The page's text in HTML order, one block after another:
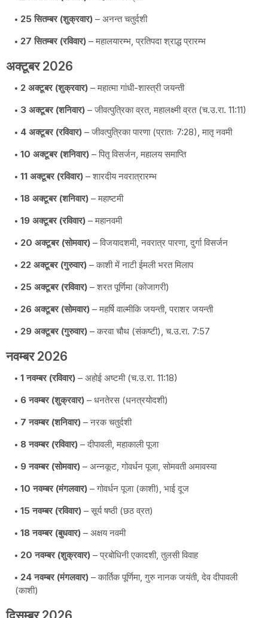
25 सितम्बर (शुक्रवार) – अनन्त चतुर्दशी
27 सितम्बर (रविवार) – महालयारम्भ, प्रतिपदा श्राद्ध प्रारम्भ
अक्टूबर 2026
2 अक्टूबर (शुक्रवार) – महात्मा गांधी-शास्त्री जयन्ती
3 अक्टूबर (शनिवार) – जीवत्पुत्रिका व्रत, महालक्ष्मी व्रत (च.उ.रा. 11:11)
4 अक्टूबर (रविवार) – जीवत्पुत्रिका पारणा (प्रातः 7:28), मातृ नवमी
10 अक्टूबर (शनिवार) – पितृ विसर्जन, महालय समाप्ति
11 अक्टूबर (रविवार) – शारदीय नवरात्रारम्भ
18 अक्टूबर (शनिवार) – महाष्टमी
19 अक्टूबर (रविवार) – महानवमी
20 अक्टूबर (सोमवार) – विजयादशमी, नवरात्र पारणा, दुर्गा विसर्जन
22 अक्टूबर (गुरुवार) – काशी में नाटी ईमली भरत मिलाप
25 अक्टूबर (रविवार) – शरत पूर्णिमा (कोजागरी)
26 अक्टूबर (सोमवार) – महर्षि वाल्मीकि जयन्ती, पराशर जयन्ती
29 अक्टूबर (गुरुवार) – करवा चौथ (संकष्टी), च.उ.रा. 7:57
नवम्बर 2026
1 नवम्बर (रविवार) – अहोई अष्टमी (च.उ.रा. 11:18)
6 नवम्बर (शुक्रवार) – धनतेरस (धनत्रयोदशी)
7 नवम्बर (शनिवार) – नरक चतुर्दशी
8 नवम्बर (रविवार) – दीपावली, महाकाली पूजा
9 नवम्बर (सोमवार) – अन्नकूट, गोवर्धन पूजा, सोमवती अमावस्या
10 नवम्बर (मंगलवार) – गोवर्धन पूजा (काशी), भाई दूज
15 नवम्बर (रविवार) – सूर्य षष्ठी (छठ व्रत)
18 नवम्बर (बुधवार) – अक्षय नवमी
20 नवम्बर (शुक्रवार) – प्रबोधिनी एकादशी, तुलसी विवाह
24 नवम्बर (मंगलवार) – कार्तिक पूर्णिमा, गुरु नानक जयंती, देव दीपावली
(काशी)